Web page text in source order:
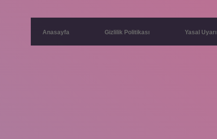
Anasayfa Gizlilik Politikası Yasal Uyarı